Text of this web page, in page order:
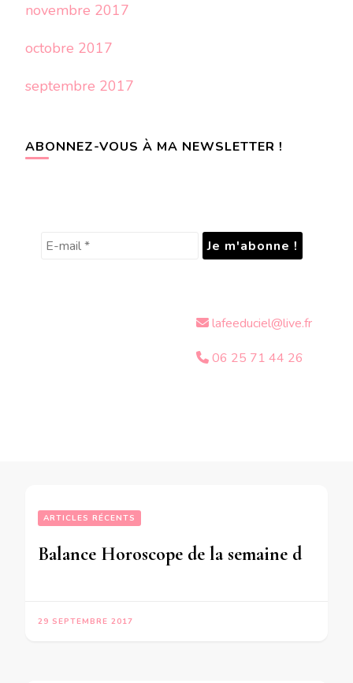
novembre 2017
octobre 2017
septembre 2017
ABONNEZ-VOUS À MA NEWSLETTER !
lafeeduciel@live.fr
06 25 71 44 26
ARTICLES RÉCENTS
Balance Horoscope de la semaine du 2 au 8 Octobre 2017 – en mode audio-
29 SEPTEMBRE 2017